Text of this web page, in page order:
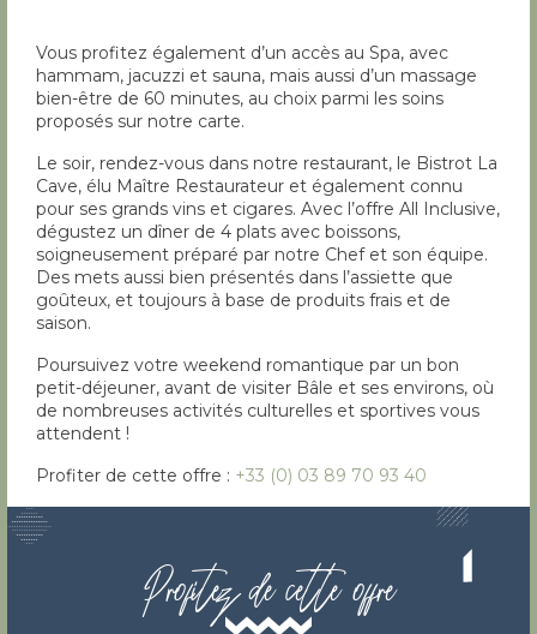
Vous profitez également d’un accès au Spa, avec
hammam, jacuzzi et sauna, mais aussi d’un massage
bien-être de 60 minutes, au choix parmi les soins
proposés sur notre carte.
Le soir, rendez-vous dans notre restaurant, le Bistrot La
Cave, élu Maître Restaurateur et également connu
pour ses grands vins et cigares. Avec l’offre All Inclusive,
dégustez un dîner de 4 plats avec boissons,
soigneusement préparé par notre Chef et son équipe.
Des mets aussi bien présentés dans l’assiette que
goûteux, et toujours à base de produits frais et de
saison.
Poursuivez votre weekend romantique par un bon
petit-déjeuner, avant de visiter Bâle et ses environs, où
de nombreuses activités culturelles et sportives vous
attendent !
Profiter de cette offre : +33 (0) 03 89 70 93 40
Profitez de cette offre